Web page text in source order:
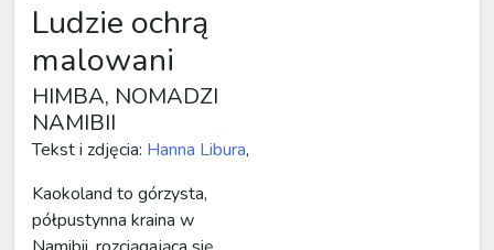
Ludzie ochrą
malowani
HIMBA, NOMADZI
NAMIBII
Tekst i zdjęcia: Hanna Libura,
Kaokoland to górzysta,
półpustynna kraina w